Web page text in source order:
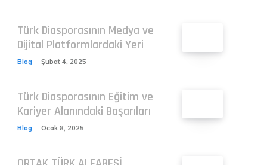
Türk Diasporasının Medya ve
Dijital Platformlardaki Yeri
Blog Şubat 4, 2025
Türk Diasporasının Eğitim ve
Kariyer Alanındaki Başarıları
Blog Ocak 8, 2025